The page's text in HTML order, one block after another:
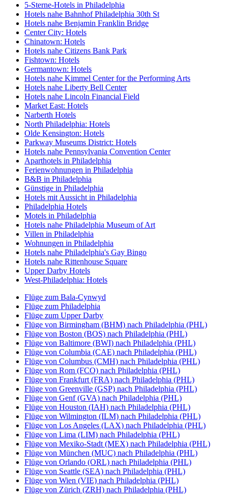
5-Sterne-Hotels in Philadelphia
Hotels nahe Bahnhof Philadelphia 30th St
Hotels nahe Benjamin Franklin Bridge
Center City: Hotels
Chinatown: Hotels
Hotels nahe Citizens Bank Park
Fishtown: Hotels
Germantown: Hotels
Hotels nahe Kimmel Center for the Performing Arts
Hotels nahe Liberty Bell Center
Hotels nahe Lincoln Financial Field
Market East: Hotels
Narberth Hotels
North Philadelphia: Hotels
Olde Kensington: Hotels
Parkway Museums District: Hotels
Hotels nahe Pennsylvania Convention Center
Aparthotels in Philadelphia
Ferienwohnungen in Philadelphia
B&B in Philadelphia
Günstige in Philadelphia
Hotels mit Aussicht in Philadelphia
Philadelphia Hotels
Motels in Philadelphia
Hotels nahe Philadelphia Museum of Art
Villen in Philadelphia
Wohnungen in Philadelphia
Hotels nahe Philadelphia's Gay Bingo
Hotels nahe Rittenhouse Square
Upper Darby Hotels
West-Philadelphia: Hotels
Flüge zum Bala-Cynwyd
Flüge zum Philadelphia
Flüge zum Upper Darby
Flüge von Birmingham (BHM) nach Philadelphia (PHL)
Flüge von Boston (BOS) nach Philadelphia (PHL)
Flüge von Baltimore (BWI) nach Philadelphia (PHL)
Flüge von Columbia (CAE) nach Philadelphia (PHL)
Flüge von Columbus (CMH) nach Philadelphia (PHL)
Flüge von Rom (FCO) nach Philadelphia (PHL)
Flüge von Frankfurt (FRA) nach Philadelphia (PHL)
Flüge von Greenville (GSP) nach Philadelphia (PHL)
Flüge von Genf (GVA) nach Philadelphia (PHL)
Flüge von Houston (IAH) nach Philadelphia (PHL)
Flüge von Wilmington (ILM) nach Philadelphia (PHL)
Flüge von Los Angeles (LAX) nach Philadelphia (PHL)
Flüge von Lima (LIM) nach Philadelphia (PHL)
Flüge von Mexiko-Stadt (MEX) nach Philadelphia (PHL)
Flüge von München (MUC) nach Philadelphia (PHL)
Flüge von Orlando (ORL) nach Philadelphia (PHL)
Flüge von Seattle (SEA) nach Philadelphia (PHL)
Flüge von Wien (VIE) nach Philadelphia (PHL)
Flüge von Zürich (ZRH) nach Philadelphia (PHL)